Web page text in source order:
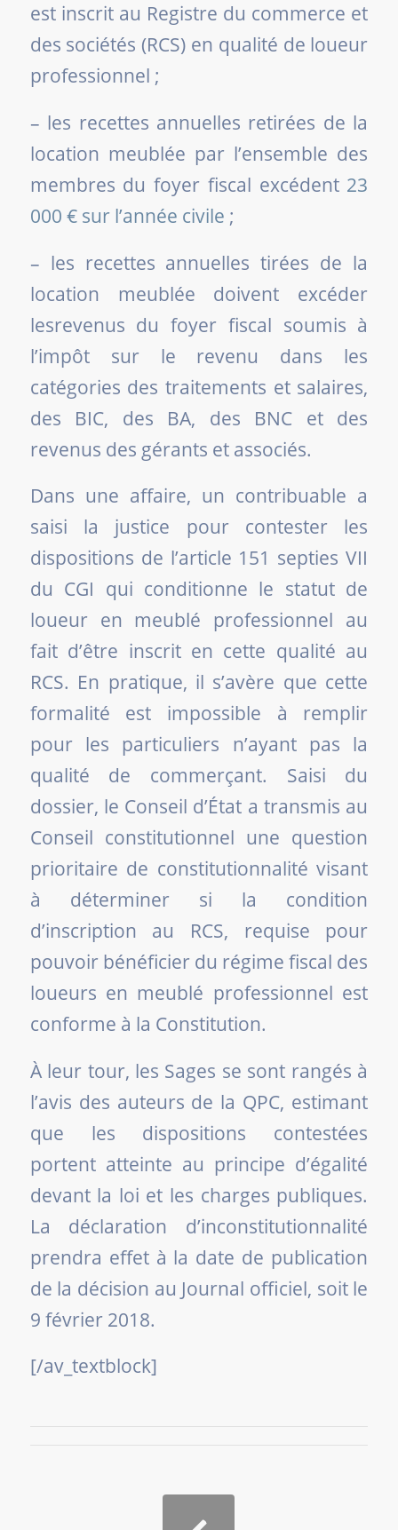
est inscrit au Registre du commerce et
des sociétés (RCS) en qualité de loueur
professionnel ;
– les recettes annuelles retirées de la
location meublée par l’ensemble des
membres du foyer fiscal excédent 23
000 € sur l’année civile ;
– les recettes annuelles tirées de la
location meublée doivent excéder
lesrevenus du foyer fiscal soumis à
l’impôt sur le revenu dans les
catégories des traitements et salaires,
des BIC, des BA, des BNC et des
revenus des gérants et associés.
Dans une affaire, un contribuable a
saisi la justice pour contester les
dispositions de l’article 151 septies VII
du CGI qui conditionne le statut de
loueur en meublé professionnel au
fait d’être inscrit en cette qualité au
RCS. En pratique, il s’avère que cette
formalité est impossible à remplir
pour les particuliers n’ayant pas la
qualité de commerçant. Saisi du
dossier, le Conseil d’État a transmis au
Conseil constitutionnel une question
prioritaire de constitutionnalité visant
à déterminer si la condition
d’inscription au RCS, requise pour
pouvoir bénéficier du régime fiscal des
loueurs en meublé professionnel est
conforme à la Constitution.
À leur tour, les Sages se sont rangés à
l’avis des auteurs de la QPC, estimant
que les dispositions contestées
portent atteinte au principe d’égalité
devant la loi et les charges publiques.
La déclaration d’inconstitutionnalité
prendra effet à la date de publication
de la décision au Journal officiel, soit le
9 février 2018.
[/av_textblock]